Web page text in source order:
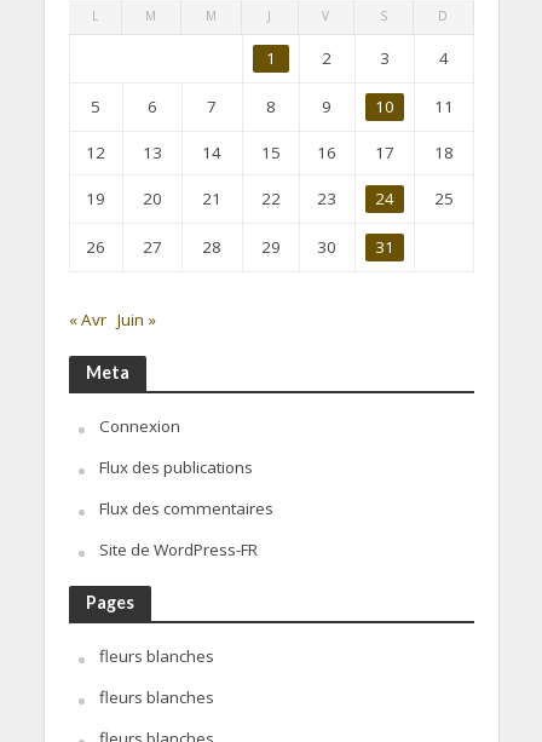
L M M J V S D
1 2 3 4
5 6 7 8 9 10 11
12 13 14 15 16 17 18
19 20 21 22 23 24 25
26 27 28 29 30 31
« Avr Juin »
Meta
Connexion
Flux des publications
Flux des commentaires
Site de WordPress-FR
Pages
fleurs blanches
fleurs blanches